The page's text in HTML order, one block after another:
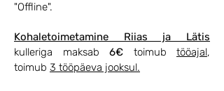
"Offline".
Kohaletoimetamine Riias ja Lätis
kulleriga maksab 6€ toimub tööajal,
toimub 3 tööpäeva jooksul.